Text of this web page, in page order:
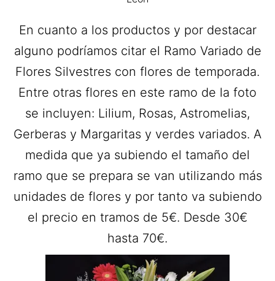
En cuanto a los productos y por destacar
alguno podríamos citar el Ramo Variado de
Flores Silvestres con flores de temporada.
Entre otras flores en este ramo de la foto
se incluyen: Lilium, Rosas, Astromelias,
Gerberas y Margaritas y verdes variados. A
medida que ya subiendo el tamaño del
ramo que se prepara se van utilizando más
unidades de flores y por tanto va subiendo
el precio en tramos de 5€. Desde 30€
hasta 70€.